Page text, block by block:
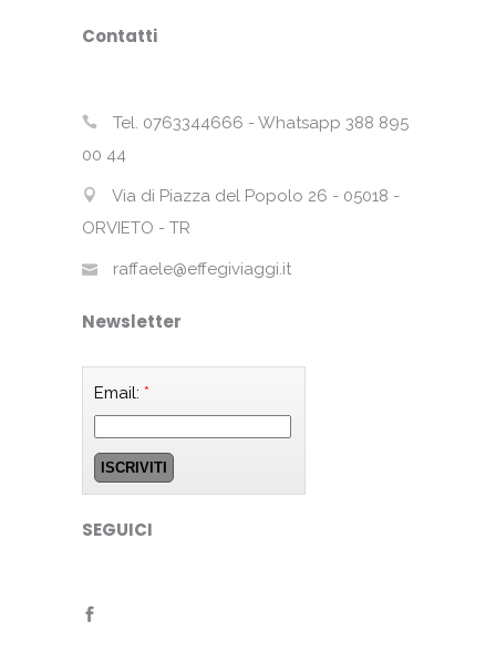
Contatti
Tel. 0763344666 - Whatsapp 388 895
00 44
Via di Piazza del Popolo 26 - 05018 -
ORVIETO - TR
raffaele@effegiviaggi.it
Newsletter
Email: *
SEGUICI